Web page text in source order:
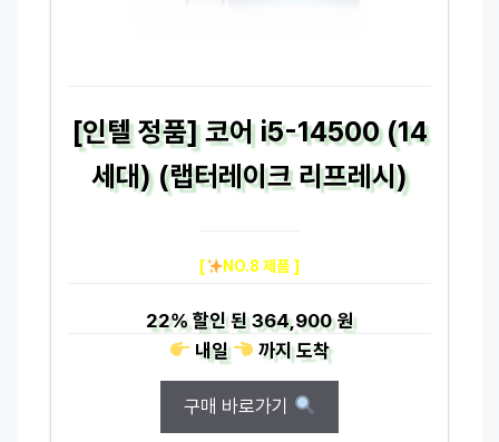
[인텔 정품] 코어 i5-14500 (14
세대) (랩터레이크 리프레시)
[ NO.8 제품 ]
22%할인 된364,900 원
내일
까지도착
구매 바로가기